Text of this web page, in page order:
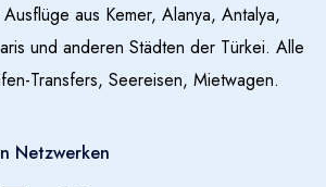
aus Kemer, Alanya, Antalya,
und anderen Städten der Türkei. Alle
Transfers, Seereisen, Mietwagen.
Netzwerken